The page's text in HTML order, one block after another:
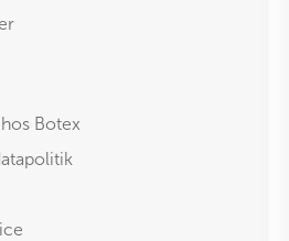
Botex